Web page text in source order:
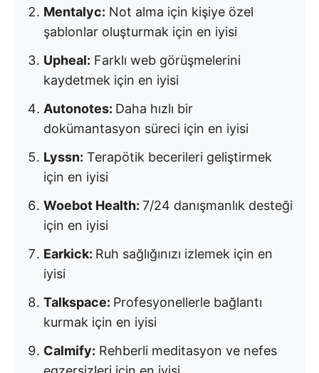
Mentalyc: Not alma için kişiye özel
şablonlar oluşturmak için en iyisi
Upheal: Farklı web görüşmelerini
kaydetmek için en iyisi
Autonotes: Daha hızlı bir
dokümantasyon süreci için en iyisi
Lyssn: Terapötik becerileri geliştirmek
için en iyisi
Woebot Health: 7/24 danışmanlık desteği
için en iyisi
Earkick: Ruh sağlığınızı izlemek için en
iyisi
Talkspace: Profesyonellerle bağlantı
kurmak için en iyisi
Calmify: Rehberli meditasyon ve nefes